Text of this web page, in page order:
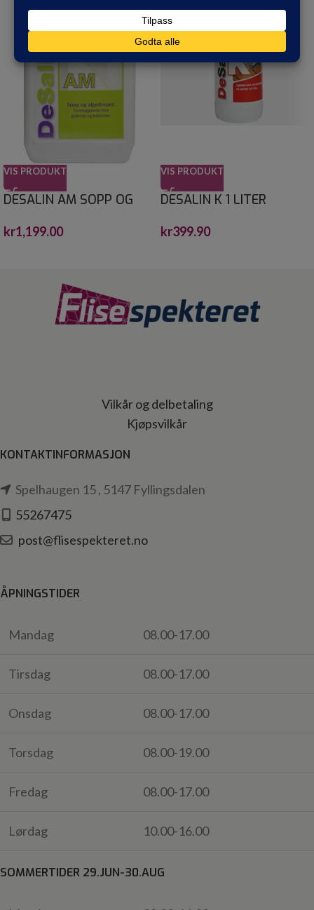
VIS PRODUKT
DESALIN AM SOPP OG
kr1,199.00
VIS PRODUKT
DESALIN K 1 LITER
kr399.90
Vilkår og delbetaling
Kjøpsvilkår
KONTAKTINFORMASJON
Spelhaugen 15 , 5147 Fyllingsdalen
55267475
post@flisespekteret.no
ÅPNINGSTIDER
Mandag 08.00-17.00
Tirsdag 08.00-17.00
Onsdag 08.00-17.00
Torsdag 08.00-19.00
Fredag 08.00-17.00
Lørdag 10.00-16.00
SOMMERTIDER 29.JUN-30.AUG